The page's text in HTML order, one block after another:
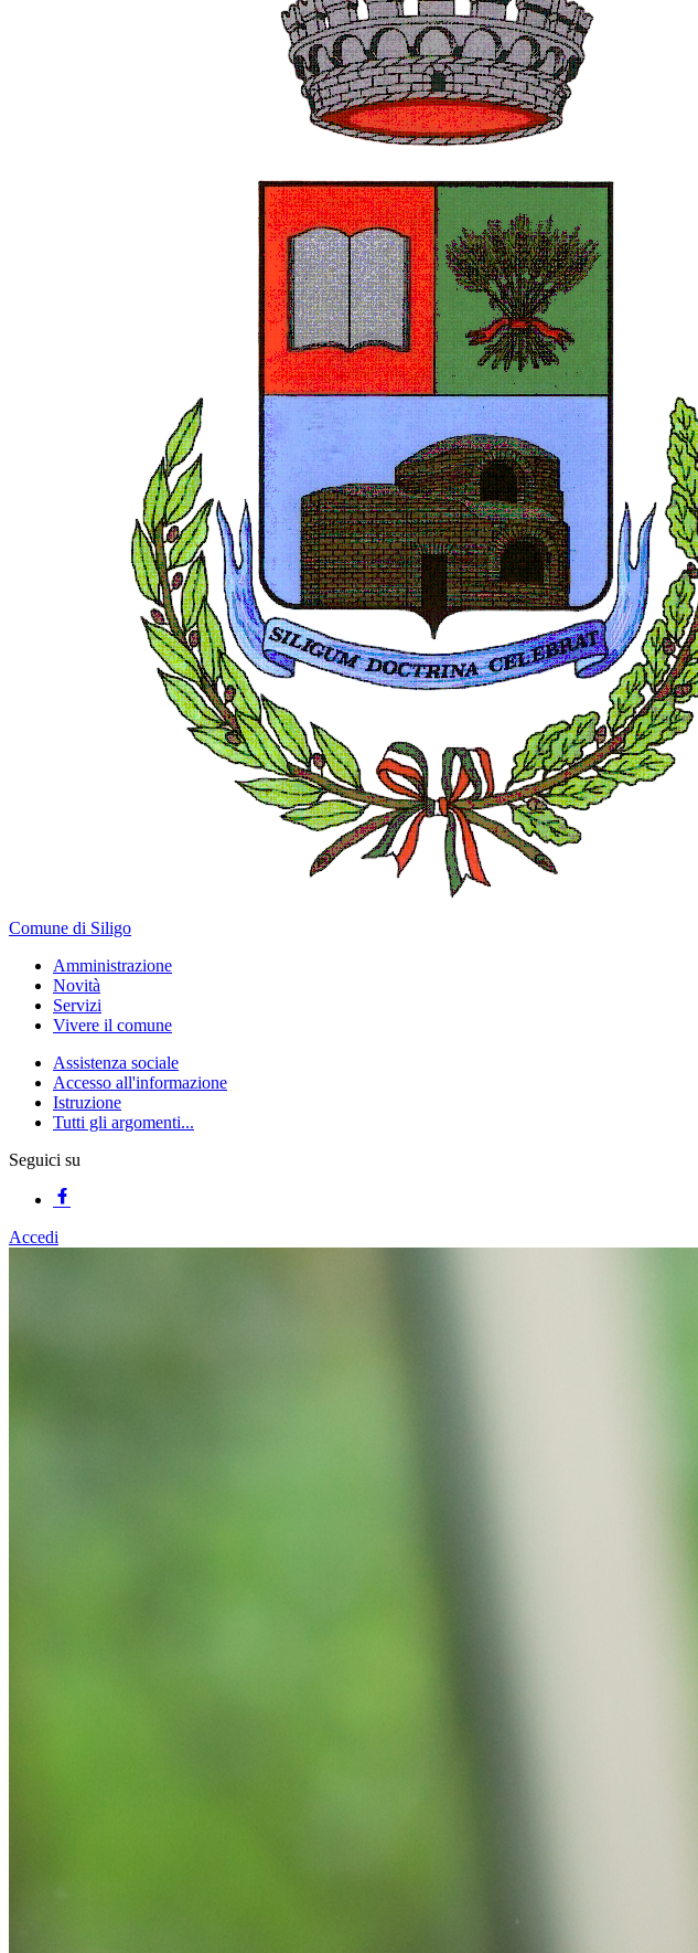
Comune di Siligo
Amministrazione
Novità
Servizi
Vivere il comune
Assistenza sociale
Accesso all'informazione
Istruzione
Tutti gli argomenti...
Seguici su
Accedi